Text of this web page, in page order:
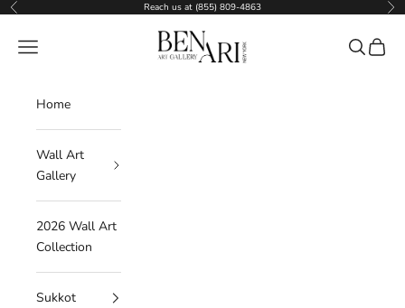
Skip to content
Previous Reach us at (855) 809-4863
Ben Ari Art Gallery
Navigation menu Search
Cart
Home
Wall Art
Gallery
2026 Wall Art
Collection
Sukkot